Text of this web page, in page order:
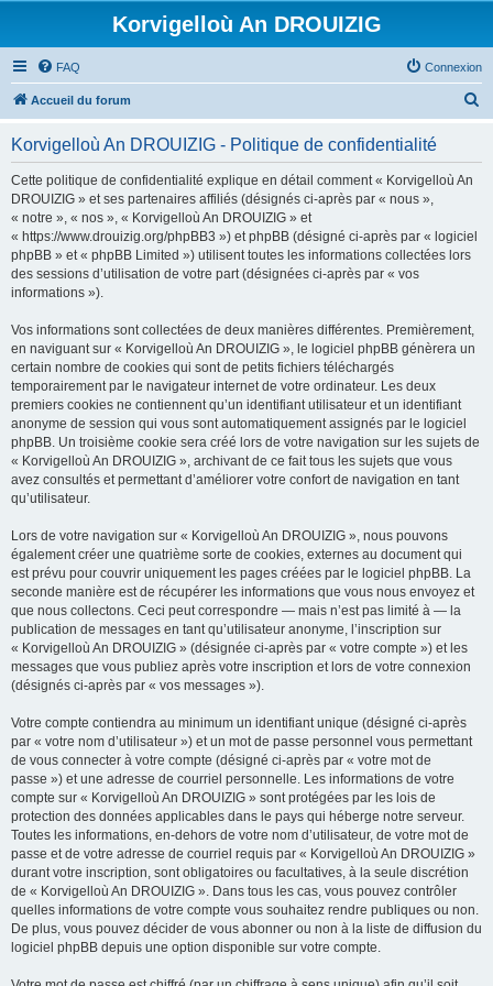
Korvigelloù An DROUIZIG
FAQ Connexion
Accueil du forum
Korvigelloù An DROUIZIG - Politique de confidentialité
Cette politique de confidentialité explique en détail comment « Korvigelloù An
DROUIZIG » et ses partenaires affiliés (désignés ci-après par « nous »,
« notre », « nos », « Korvigelloù An DROUIZIG » et
« https://www.drouizig.org/phpBB3 ») et phpBB (désigné ci-après par « logiciel
phpBB » et « phpBB Limited ») utilisent toutes les informations collectées lors
des sessions d’utilisation de votre part (désignées ci-après par « vos
informations »).
Vos informations sont collectées de deux manières différentes. Premièrement,
en naviguant sur « Korvigelloù An DROUIZIG », le logiciel phpBB génèrera un
certain nombre de cookies qui sont de petits fichiers téléchargés
temporairement par le navigateur internet de votre ordinateur. Les deux
premiers cookies ne contiennent qu’un identifiant utilisateur et un identifiant
anonyme de session qui vous sont automatiquement assignés par le logiciel
phpBB. Un troisième cookie sera créé lors de votre navigation sur les sujets de
« Korvigelloù An DROUIZIG », archivant de ce fait tous les sujets que vous
avez consultés et permettant d’améliorer votre confort de navigation en tant
qu’utilisateur.
Lors de votre navigation sur « Korvigelloù An DROUIZIG », nous pouvons
également créer une quatrième sorte de cookies, externes au document qui
est prévu pour couvrir uniquement les pages créées par le logiciel phpBB. La
seconde manière est de récupérer les informations que vous nous envoyez et
que nous collectons. Ceci peut correspondre — mais n’est pas limité à — la
publication de messages en tant qu’utilisateur anonyme, l’inscription sur
« Korvigelloù An DROUIZIG » (désignée ci-après par « votre compte ») et les
messages que vous publiez après votre inscription et lors de votre connexion
(désignés ci-après par « vos messages »).
Votre compte contiendra au minimum un identifiant unique (désigné ci-après
par « votre nom d’utilisateur ») et un mot de passe personnel vous permettant
de vous connecter à votre compte (désigné ci-après par « votre mot de
passe ») et une adresse de courriel personnelle. Les informations de votre
compte sur « Korvigelloù An DROUIZIG » sont protégées par les lois de
protection des données applicables dans le pays qui héberge notre serveur.
Toutes les informations, en-dehors de votre nom d’utilisateur, de votre mot de
passe et de votre adresse de courriel requis par « Korvigelloù An DROUIZIG »
durant votre inscription, sont obligatoires ou facultatives, à la seule discrétion
de « Korvigelloù An DROUIZIG ». Dans tous les cas, vous pouvez contrôler
quelles informations de votre compte vous souhaitez rendre publiques ou non.
De plus, vous pouvez décider de vous abonner ou non à la liste de diffusion du
logiciel phpBB depuis une option disponible sur votre compte.